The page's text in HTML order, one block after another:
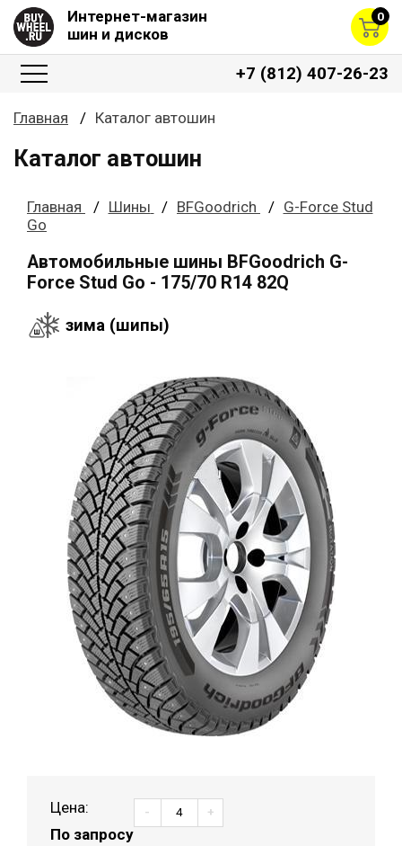
Интернет-магазин
шин и дисков
0
+7 (812) 407-26-23
Главная Каталог автошин
Каталог автошин
Главная Шины BFGoodrich
G-Force Stud
Go
Автомобильные шины BFGoodrich G-
Force Stud Go - 175/70 R14 82Q
зима (шипы)
Цена:
По запросу
- +